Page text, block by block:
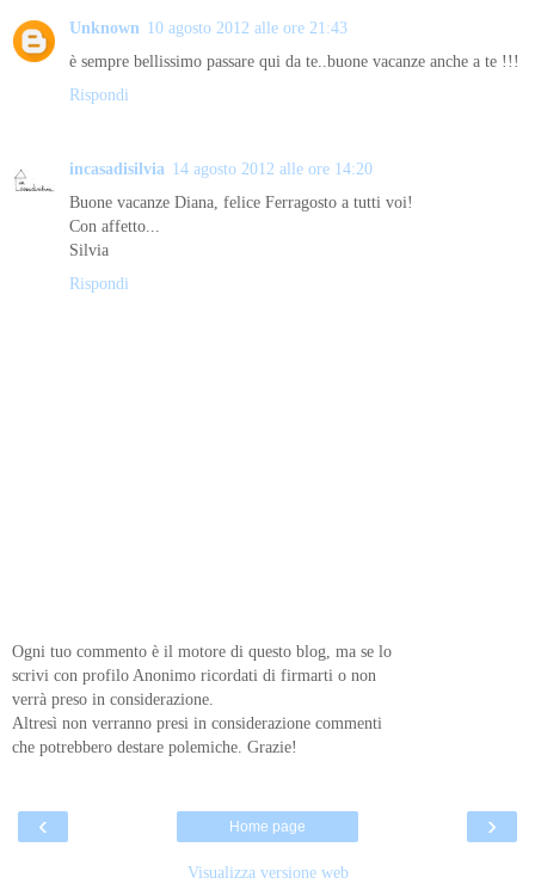
Unknown 10 agosto 2012 alle ore 21:43
è sempre bellissimo passare qui da te..buone vacanze anche a te !!!
Rispondi
incasadisilvia 14 agosto 2012 alle ore 14:20
Buone vacanze Diana, felice Ferragosto a tutti voi!
Con affetto...
Silvia
Rispondi
Ogni tuo commento è il motore di questo blog, ma se lo
scrivi con profilo Anonimo ricordati di firmarti o non
verrà preso in considerazione.
Altresì non verranno presi in considerazione commenti
che potrebbero destare polemiche. Grazie!
‹ ›
Home page
Visualizza versione web